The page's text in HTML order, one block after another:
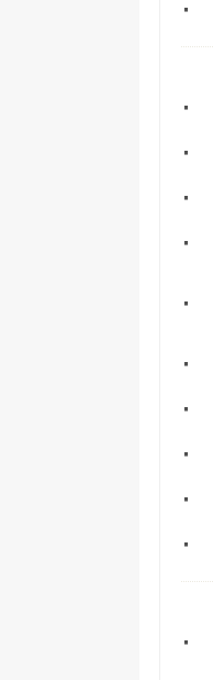
·
·
·
·
·
·
·
·
·
·
·
·